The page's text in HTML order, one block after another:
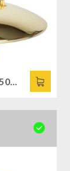
Lampenschirm HK350/HK500 vergoldet